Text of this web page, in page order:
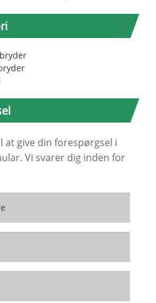
at give din forespørgsel i
Vi svarer dig inden for